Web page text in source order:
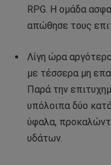
RPG. Η ομάδα
απώθησε τους
Λίγη ώρα
με τέσσερα μη
Παρά την
υπόλοιπα δύο
ύφαλα,
υδάτων.